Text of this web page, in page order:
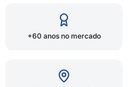
+60 anos no mercado